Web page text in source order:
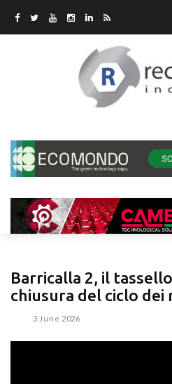
Barricalla 2, il
chiusura del ciclo
3 June 2026